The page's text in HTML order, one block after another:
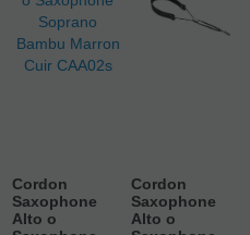
Cordon
Saxophone
Alto o
Cordon
Saxophone
Alto o